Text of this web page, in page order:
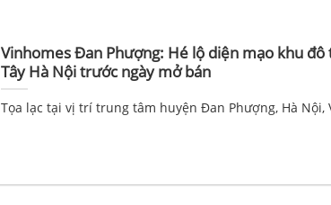
Vinhomes Đan Phượng: Hé lộ diện mạo khu đô
Tây Hà Nội trước ngày mở bán
Tọa lạc tại vị trí trung tâm huyện Đan Phượng, Hà Nội,